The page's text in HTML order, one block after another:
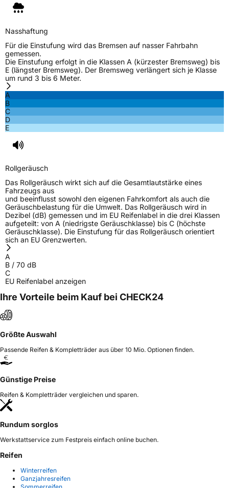
Nasshaftung
Für die Einstufung wird das Bremsen auf nasser Fahrbahn
gemessen.
Die Einstufung erfolgt in die Klassen A (kürzester Bremsweg) bis
E (längster Bremsweg). Der Bremsweg verlängert sich je Klasse
um rund 3 bis 6 Meter.
A
B
C
D
E
Rollgeräusch
Das Rollgeräusch wirkt sich auf die Gesamtlautstärke eines
Fahrzeugs aus
und beeinflusst sowohl den eigenen Fahrkomfort als auch die
Geräuschbelastung für die Umwelt. Das Rollgeräusch wird in
Dezibel (dB) gemessen und im EU Reifenlabel in die drei Klassen
aufgeteilt: von A (niedrigste Geräuschklasse) bis C (höchste
Geräuschklasse). Die Einstufung für das Rollgeräusch orientiert
sich an EU Grenzwerten.
A
B / 70 dB
C
EU Reifenlabel anzeigen
Ihre Vorteile beim Kauf bei CHECK24
Größte Auswahl
Passende Reifen & Kompletträder aus über 10 Mio. Optionen finden.
Günstige Preise
Reifen & Kompletträder vergleichen und sparen.
Rundum sorglos
Werkstattservice zum Festpreis einfach online buchen.
Reifen
Winterreifen
Ganzjahresreifen